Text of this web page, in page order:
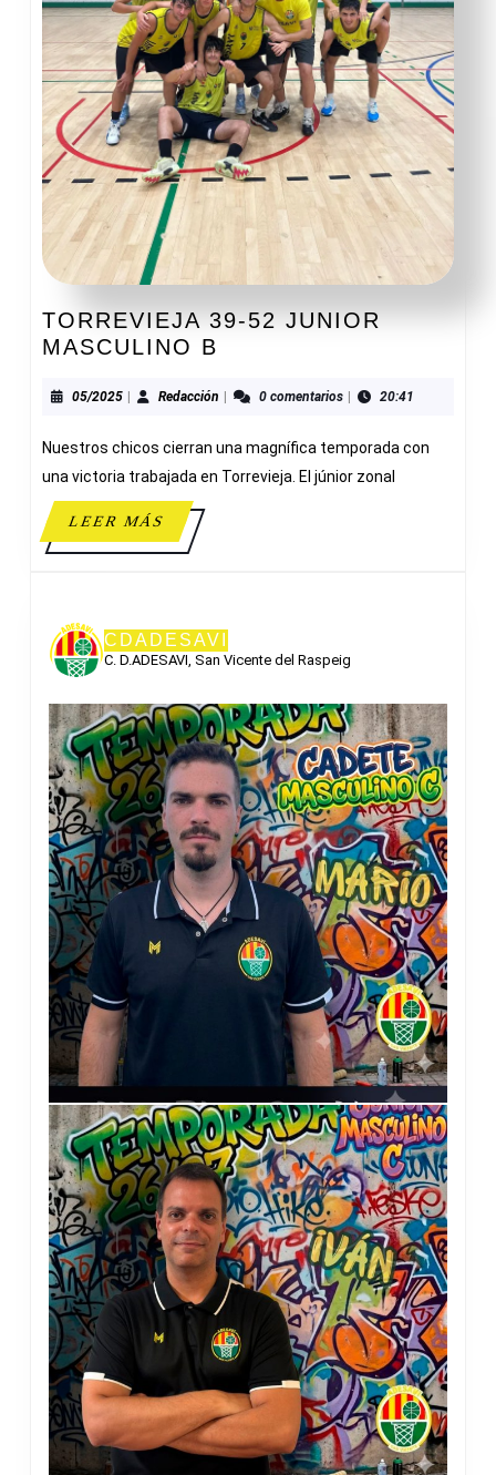
TORREVIEJA 39-52 JUNIOR
MASCULINO B
52
MASCULINO
B
05/202505/2025Redacción Redacción0 comentarios 20:41
Nuestros chicos cierran una magnífica temporada con
una victoria trabajada en Torrevieja. El júnior zonal
LEER MÁSLEER
MÁS
CDADESAVI
C. D.ADESAVI, San Vicente del Raspeig